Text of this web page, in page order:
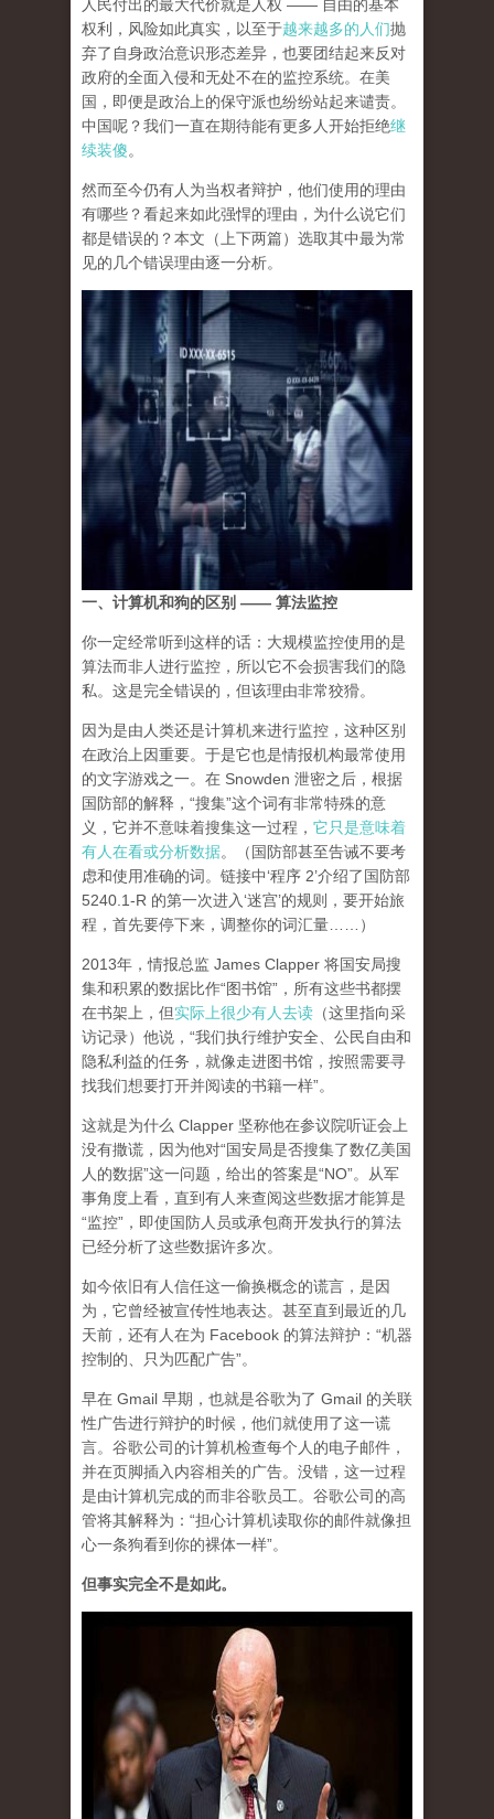
人民付出的最大代价就是人权 —— 自由的基本
权利，风险如此真实，以至于越来越多的人们抛
弃了自身政治意识形态差异，也要团结起来反对
政府的全面入侵和无处不在的监控系统。在美
国，即便是政治上的保守派也纷纷站起来谴责。
中国呢？我们一直在期待能有更多人开始拒绝继
续装傻。
然而至今仍有人为当权者辩护，他们使用的理由
有哪些？看起来如此强悍的理由，为什么说它们
都是错误的？本文（上下两篇）选取其中最为常
见的几个错误理由逐一分析。
一、计算机和狗的区别 —— 算法监控
你一定经常听到这样的话：大规模监控使用的是
算法而非人进行监控，所以它不会损害我们的隐
私。这是完全错误的，但该理由非常狡猾。
因为是由人类还是计算机来进行监控，这种区别
在政治上因重要。于是它也是情报机构最常使用
的文字游戏之一。在 Snowden 泄密之后，根据
国防部的解释，“搜集”这个词有非常特殊的意
义，它并不意味着搜集这一过程， 它只是意味着
有人在看或分析数据。（国防部甚至告诫不要考
虑和使用准确的词。链接中‘程序 2’介绍了国防部
5240.1-R 的第一次进入‘迷宫’的规则，要开始旅
程，首先要停下来，调整你的词汇量……）
2013年，情报总监 James Clapper 将国安局搜
集和积累的数据比作“图书馆”，所有这些书都摆
在书架上，但实际上很少有人去读 （这里指向采
访记录）他说，“我们执行维护安全、公民自由和
隐私利益的任务，就像走进图书馆，按照需要寻
找我们想要打开并阅读的书籍一样”。
这就是为什么 Clapper 坚称他在参议院听证会上
没有撒谎，因为他对“国安局是否搜集了数亿美国
人的数据”这一问题，给出的答案是“NO”。从军
事角度上看，直到有人来查阅这些数据才能算是
“监控”，即使国防人员或承包商开发执行的算法
已经分析了这些数据许多次。
如今依旧有人信任这一偷换概念的谎言，是因
为，它曾经被宣传性地表达。甚至直到最近的几
天前，还有人在为 Facebook 的算法辩护：“机器
控制的、只为匹配广告”。
早在 Gmail 早期，也就是谷歌为了 Gmail 的关联
性广告进行辩护的时候，他们就使用了这一谎
言。谷歌公司的计算机检查每个人的电子邮件，
并在页脚插入内容相关的广告。没错，这一过程
是由计算机完成的而非谷歌员工。 谷歌公司的高
管将其解释为：“担心计算机读取你的邮件就像担
心一条狗看到你的裸体一样”。
但事实完全不是如此。